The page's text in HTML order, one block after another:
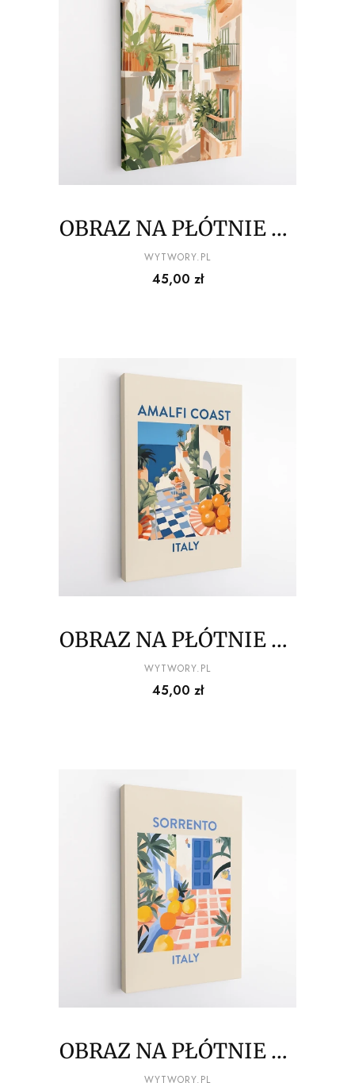
OBRAZ NA PŁÓTNIE La
Dolce Vita - Białe
kamienice z zielonymi
PRODUCENT
WYTWORY.PL
Cena
45,00 zł
OBRAZ NA PŁÓTNIE La
Dolce Vita - Taras z
widokiem na Wybrzeże
PRODUCENT
WYTWORY.PL
Cena
45,00 zł
OBRAZ NA PŁÓTNIE La
PRODUCENT
WYTWORY.PL